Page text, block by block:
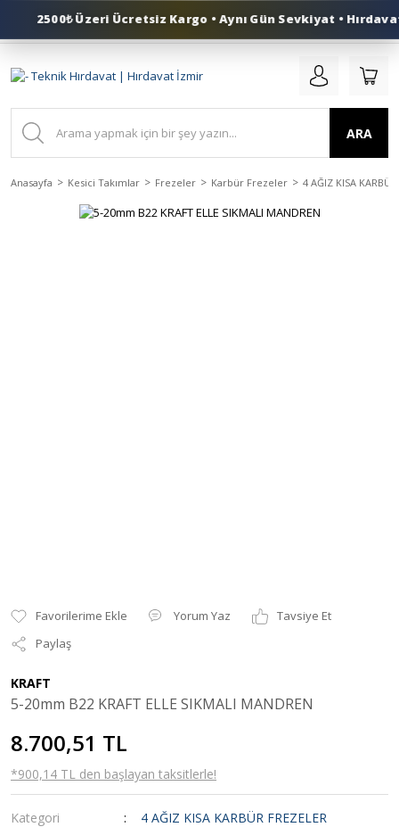
0 (553) 324 41 50
ARA
Anasayfa Kesici Takımlar Frezeler Karbür Frezeler 4 AĞIZ KISA KARBÜR
Yorum Yaz
Tavsiye Et
Paylaş
KRAFT
5-20mm B22 KRAFT ELLE SIKMALI MANDREN
8.700,51 TL
*900,14 TL den başlayan taksitlerle!
Kategori
4 AĞIZ KISA KARBÜR FREZELER
2500₺ Üzeri Ücretsiz Kargo • Aynı Gün Sevkiyat •